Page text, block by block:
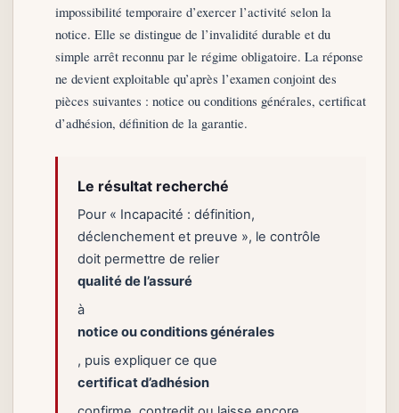
impossibilité temporaire d’exercer l’activité selon la
notice. Elle se distingue de l’invalidité durable et du
simple arrêt reconnu par le régime obligatoire. La réponse
ne devient exploitable qu’après l’examen conjoint des
pièces suivantes : notice ou conditions générales, certificat
d’adhésion, définition de la garantie.
Le résultat recherché
Pour « Incapacité : définition,
déclenchement et preuve », le contrôle
doit permettre de relier
qualité de l’assuré
à
notice ou conditions générales
, puis expliquer ce que
certificat d’adhésion